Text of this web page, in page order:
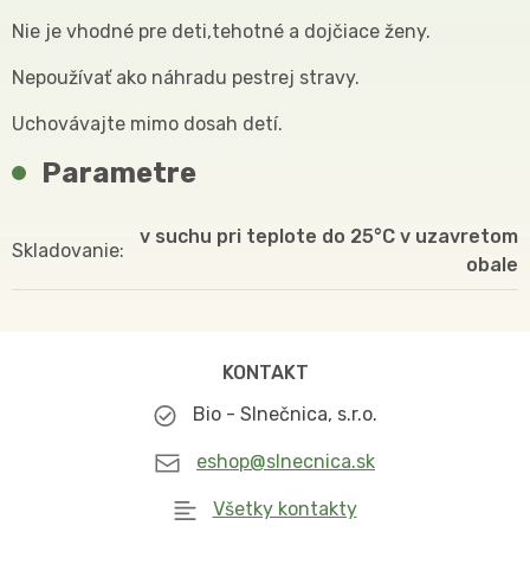
Nie je vhodné pre deti,tehotné a dojčiace ženy.
Nepoužívať ako náhradu pestrej stravy.
Uchovávajte mimo dosah detí.
Parametre
Skladovanie
v suchu pri teplote do 25°C v uzavretom
obale
KONTAKT
Bio - Slnečnica, s.r.o.
eshop@slnecnica.sk
Všetky kontakty